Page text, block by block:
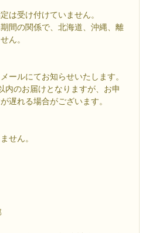
は受け付けていません。
間の関係で、北海道、沖縄、離
ん。
ールにてお知らせいたします。
のお届けとなりますが、お申
遅れる場合がございます。
せん。